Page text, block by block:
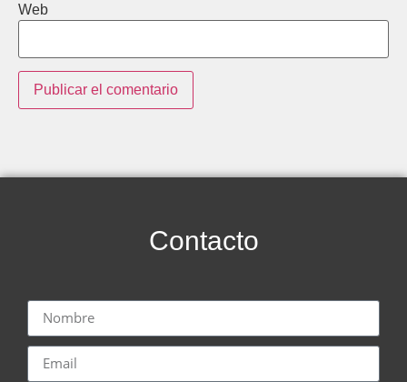
Web
Contacto